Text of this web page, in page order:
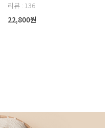
리뷰 : 136
22,800원